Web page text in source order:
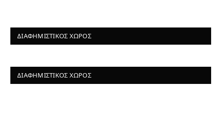
ΔΙΑΦΗΜΙΣΤΙΚΌΣ ΧΏΡΟΣ
ΔΙΑΦΗΜΙΣΤΙΚΌΣ ΧΏΡΟΣ